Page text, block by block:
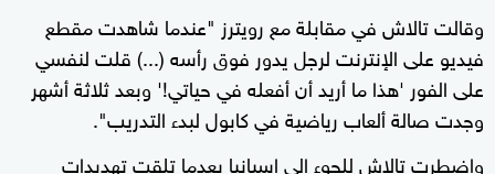
وقالت تالاش في مقابلة مع رويترز "عندما شاهدت مقطع
فيديو على الإنترنت لرجل يدور فوق رأسه (...) قلت لنفسي
على الفور 'هذا ما أريد أن أفعله في حياتي!' وبعد ثلاثة أشهر
وجدت صالة ألعاب رياضية في كابول لبدء التدريب".
واضطرت تالاش للجوء إلى إسبانيا بعدما تلقت تهديدات